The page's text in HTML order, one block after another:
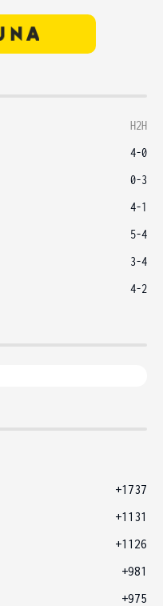
H2H
4-0
0-3
4-1
5-4
3-4
4-2
+1737
+1131
+1126
+981
+975